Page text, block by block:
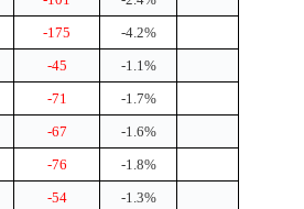
-175
-4.2%
-45
-1.1%
-71
-1.7%
-67
-1.6%
-76
-1.8%
-54
-1.3%